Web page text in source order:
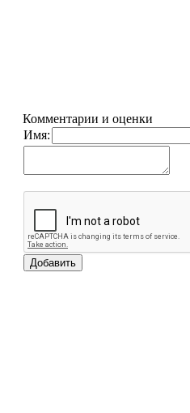
Комментарии и оценки
Имя: